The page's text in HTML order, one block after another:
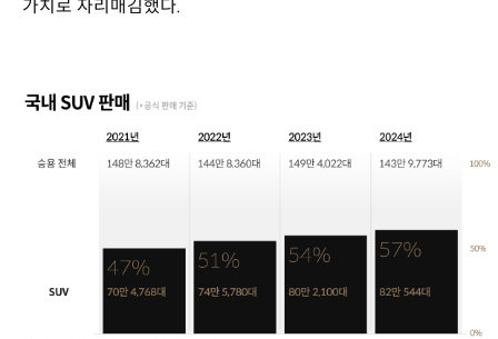
가치로 자리매김했다.